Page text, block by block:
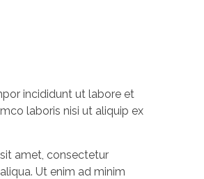
incididunt ut labore et
laboris nisi ut aliquip ex
amet, consectetur
Ut enim ad minim